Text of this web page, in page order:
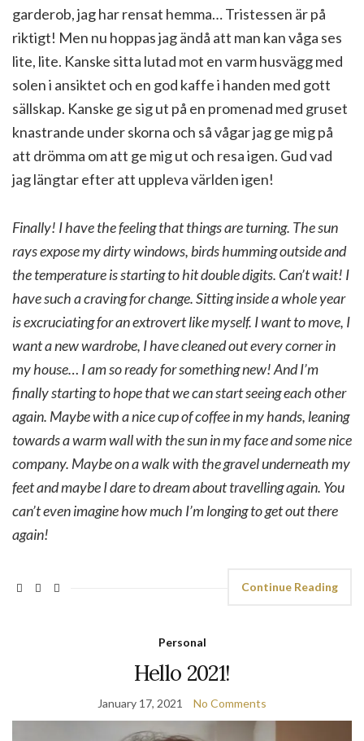
garderob, jag har rensat hemma… Tristessen är på
riktigt! Men nu hoppas jag ändå att man kan våga ses
lite, lite. Kanske sitta lutad mot en varm husvägg med
solen i ansiktet och en god kaffe i handen med gott
sällskap. Kanske ge sig ut på en promenad med gruset
knastrande under skorna och så vågar jag ge mig på
att drömma om att ge mig ut och resa igen. Gud vad
jag längtar efter att uppleva världen igen!
Finally! I have the feeling that things are turning. The sun
rays expose my dirty windows, birds humming outside and
the temperature is starting to hit double digits. Can’t wait! I
have such a craving for change. Sitting inside a whole year
is excruciating for an extrovert like myself. I want to move, I
want a new wardrobe, I have cleaned out every corner in
my house… I am so ready for something new! And I’m
finally starting to hope that we can start seeing each other
again. Maybe with a nice cup of coffee in my hands, leaning
towards a warm wall with the sun in my face and some nice
company. Maybe on a walk with the gravel underneath my
feet and maybe I dare to dream about travelling again. You
can’t even imagine how much I’m longing to get out there
again!
Continue Reading
Personal
Hello 2021!
January 17, 2021 No Comments